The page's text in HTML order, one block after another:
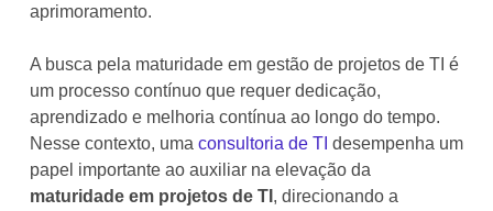
aprimoramento.
A busca pela maturidade em gestão de projetos de TI é
um processo contínuo que requer dedicação,
aprendizado e melhoria contínua ao longo do tempo.
Nesse contexto, uma consultoria de TI desempenha um
papel importante ao auxiliar na elevação da
maturidade em projetos de TI , direcionando a